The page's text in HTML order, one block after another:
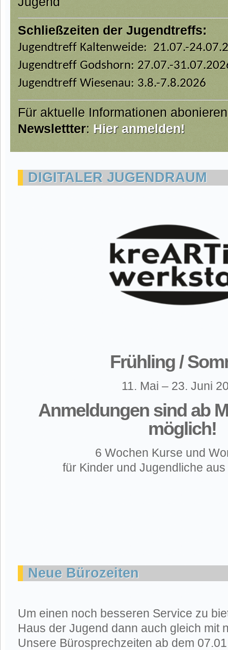
Schließzeiten der Jugendtreffs:
Jugendtreff Kaltenweide: 21.07.-
Jugendtreff Godshorn: 27.07.-
Jugendtreff Wiesenau: 3.8.-7.8.2026
Für aktuelle Informationen
Newslettter: Hier anmelden!
DIGITALER JUGENDRAUM
Frühling /
11. Mai – 23. Juni
Anmeldungen sind ab
möglich!
6 Wochen Kurse und
für Kinder und Jugendliche
Neue Bürozeiten
Um einen noch besseren Service zu
Haus der Jugend dann auch gleich mit
Unsere Bürosprechzeiten ab dem